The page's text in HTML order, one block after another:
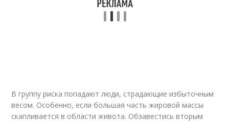
В группу риска попадают люди, страдающие избыточным
весом. Особенно, если большая часть жировой массы
скапливается в области живота. Обзавестись вторым